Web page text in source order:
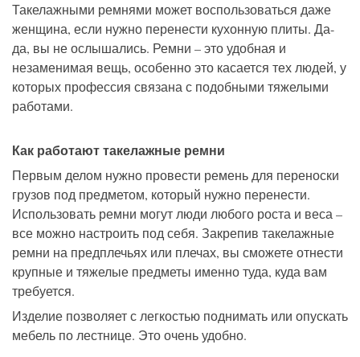
Такелажными ремнями может воспользоваться даже
женщина, если нужно перенести кухонную плиты. Да-
да, вы не ослышались. Ремни – это удобная и
незаменимая вещь, особенно это касается тех людей, у
которых профессия связана с подобными тяжелыми
работами.
Как работают такелажные ремни
Первым делом нужно провести ремень для переноски
грузов под предметом, который нужно перенести.
Использовать ремни могут люди любого роста и веса –
все можно настроить под себя. Закрепив такелажные
ремни на предплечьях или плечах, вы сможете отнести
крупные и тяжелые предметы именно туда, куда вам
требуется.
Изделие позволяет с легкостью поднимать или опускать
мебель по лестнице. Это очень удобно.